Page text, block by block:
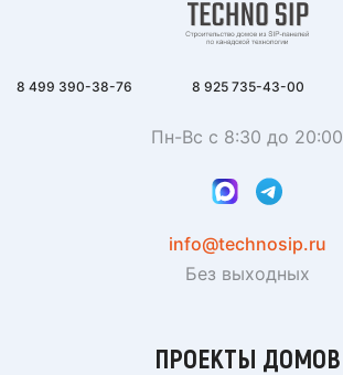
8 499 390-38-76 8 925 735-43-00
Пн-Вс с 8:30 до 20:00
info@technosip.ru
Без выходных
ПРОЕКТЫ ДОМОВ